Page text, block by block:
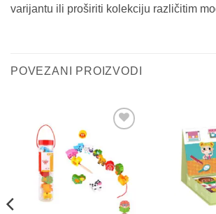
varijantu ili proširiti kolekciju različitim
POVEZANI PROIZVODI
proizvod